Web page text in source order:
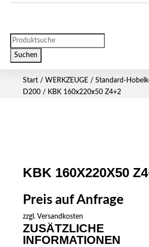
Products
search
Suchen
Start/ WERKZEUGE/ Standard-
D200/ KBK 160x220x50 Z4+2
KBK 160X220X50
Preis auf Anfrage
zzgl. Versandkosten
ZUSÄTZLICHE
INFORMATIONEN